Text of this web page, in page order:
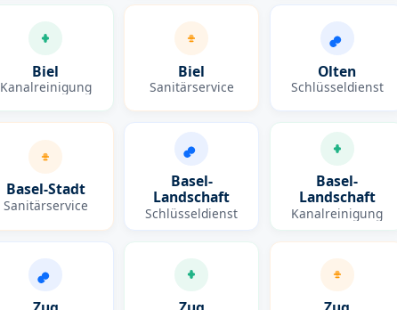
Biel
Kanalreinigung
Biel
Sanitärservice
Olten
Schlüsseldienst
Basel-Stadt
Sanitärservice
Basel-
Landschaft
Schlüsseldienst
Basel-
Landschaft
Kanalreinigung